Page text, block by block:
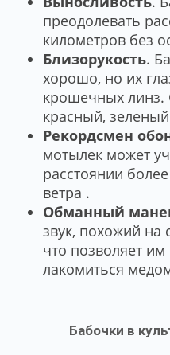
преодолевать
километров без
Близорукость.
хорошо, но их
крошечных
красный,
Рекордсмен
мотылек может
расстоянии
ветра .
Обманный
звук, похожий на
что позволяет
лакомиться
Бабочки в